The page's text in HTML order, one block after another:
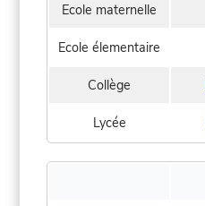
Ecole maternelle
Ecole élementaire
Collège
Lycée